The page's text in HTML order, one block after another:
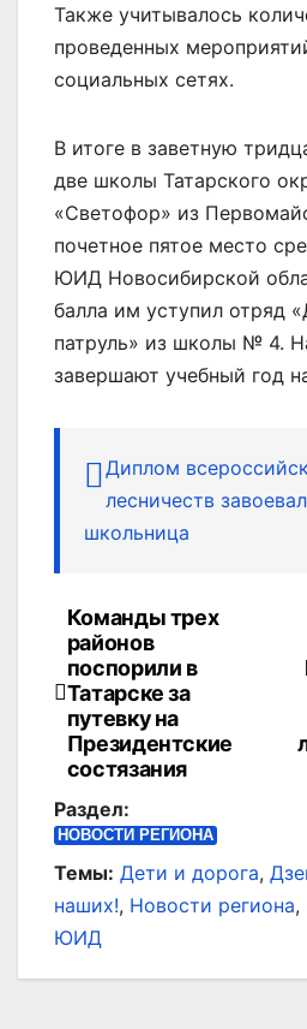
Также учитывалось
проведенных
социальных сетях.
В итоге в заветную
две школы Татарского
«Светофор» из
почетное пятое место
ЮИД Новосибирской
балла им уступил отряд
патруль» из школы № 4.
завершают учебный год
Диплом
лесничеств
школьница
Навигация
по
записям
Команды трех
районов
поспорили в
Татарске за
путевку на
Президентские
состязания
Раздел:
НОВОСТИ РЕГИОНА
Темы: Дети и дорога,
наших!, Новости региона,
ЮИД